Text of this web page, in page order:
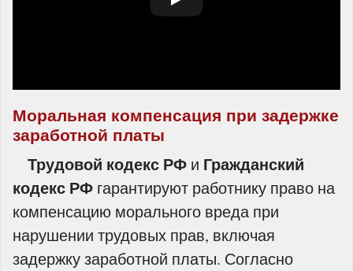
Моральная компенсация при задержке
заработной платы
Трудовой кодекс РФ и Гражданский
кодекс РФ гарантируют работнику право на
компенсацию морального вреда при
нарушении трудовых прав, включая
задержку заработной платы. Согласно